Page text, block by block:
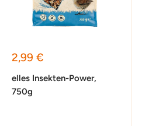
Sonderpreis
2,99 €
elles Insekten-Power,
750g